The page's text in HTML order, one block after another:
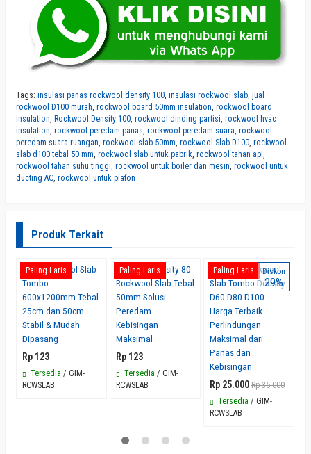
Tags: insulasi panas rockwool density 100 insulasi rockwool slab jual
rockwool D100 murah rockwool board 50mm insulation rockwool board
insulation Rockwool Density 100 rockwool dinding partisi rockwool hvac
insulation rockwool peredam panas rockwool peredam suara rockwool
peredam suara ruangan rockwool slab 50mm rockwool Slab D100 rockwool
slab d100 tebal 50 mm rockwool slab untuk pabrik rockwool tahan api
rockwool tahan suhu tinggi rockwool untuk boiler dan mesin rockwool untuk
ducting AC rockwool untuk plafon
Produk Terkait
Paling Laris
Jual Rockwool Slab
Tombo
600x1200mm Tebal
25cm dan 50cm –
Stabil & Mudah
Dipasang
Rp 123
Tersedia / GIM-
RCWSLAB
Paling Laris
Tersedia Density 80
Rockwool Slab Tebal
50mm Solusi
Peredam
Kebisingan
Maksimal
Rp 123
Tersedia / GIM-
RCWSLAB
Paling Laris Diskon
29%
Tersedia Rockwool
Slab Tombo Density
D60 D80 D100
Harga Terbaik –
Perlindungan
Maksimal dari
Panas dan
Kebisingan
Rp 25.000 Rp 35.000
Tersedia / GIM-
RCWSLAB